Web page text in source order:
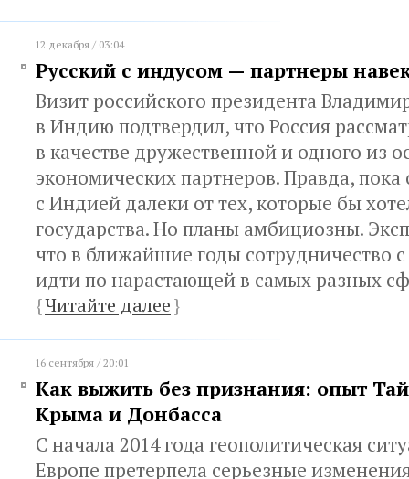
12 декабря / 03:04
Русский с индусом — партнеры
Визит российского президента
в Индию подтвердил, что Россия
в качестве дружественной и одного из
экономических партнеров. Правда,
с Индией далеки от тех, которые бы
государства. Но планы амбициозны.
что в ближайшие годы сотрудничество
идти по нарастающей в самых разных
{Читайте далее}
16 сентября / 20:01
Как выжить без признания: опыт
Крыма и Донбасса
С начала 2014 года геополитическая
Европе претерпела серьезные